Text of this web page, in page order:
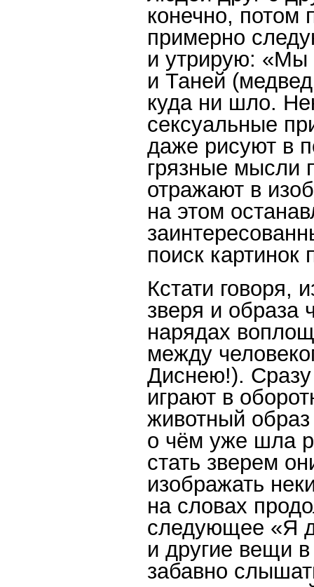
конечно, потом
примерно
и утрирую: «Мы
и Таней
куда ни шло.
сексуальные
даже рисуют в
грязные мысли
отражают в
на этом
поиск
Кстати говоря,
зверя и образа
нарядах
между
Диснею!).
играют в
животный
о чём уже шла
стать зверем
изображать
на словах
следующее «Я
и другие вещи
забавно